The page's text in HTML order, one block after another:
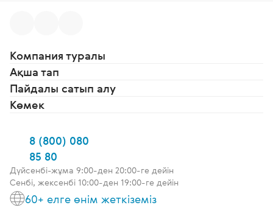
Компания туралы
Ақша тап
Пайдалы сатып алу
Көмек
8 (800) 080
85 80
Дүйсенбі-жұма 9:00-ден 20:00-ге дейін
Сенбі, жексенбі 10:00-ден 19:00-ге дейін
60+ елге өнім жеткіземіз